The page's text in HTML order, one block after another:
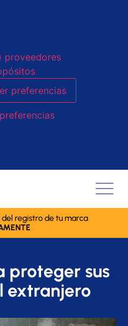
proveedores
preferencias
registro de tu marca
proteger sus
extranjero